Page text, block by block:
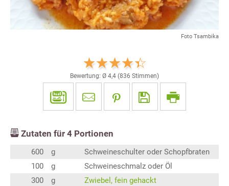
Foto Tsambika
Bewertung: Ø 4,4 (836 Stimmen)
Zutaten für 4 Portionen
600 g
Schweineschulter oder Schopfbraten
100
g
Schweineschmalz oder Öl
300
g
Zwiebel, fein gehackt